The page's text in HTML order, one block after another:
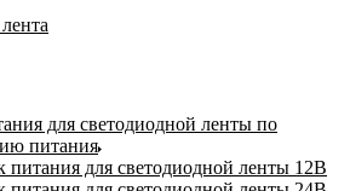
для светодиодной ленты по
питания
питания для светодиодной ленты 12В